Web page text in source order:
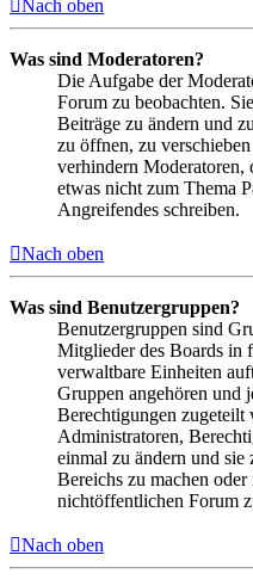
Nach oben
Was sind Moderatoren?
Die Aufgabe der
Forum zu beobachten.
Beiträge zu ändern und
zu öffnen, zu
verhindern Moderatoren,
etwas nicht zum Thema
Angreifendes schreiben.
Nach oben
Was sind Benutzergruppen?
Benutzergruppen sind
Mitglieder des Boards in
verwaltbare Einheiten
Gruppen angehören und
Berechtigungen zugeteilt
Administratoren,
einmal zu ändern und
Bereichs zu machen
nichtöffentlichen Forum
Nach oben